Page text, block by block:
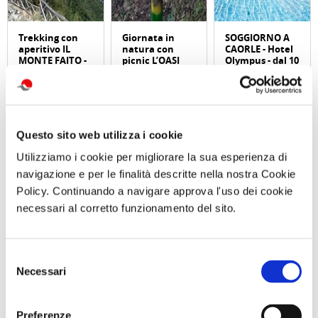
Questo sito web utilizza i cookie
Utilizziamo i cookie per migliorare la sua esperienza di
navigazione e per le finalità descritte nella nostra Cookie
Policy. Continuando a navigare approva l'uso dei cookie
necessari al corretto funzionamento del sito.
delNecessari
Preferenze
Trekking con
aperitivo IL
MONTE FAITO -
SUL GOLFO
Sabato 19
Comunicato n. 98
Napoli, 04 Agosto
2026
Giornata in
natura con
picnic L’OASI
Comunicato n. 96
Napoli, 03 Agosto
2026
SOGGIORNO A
CAORLE - Hotel
Olympus - dal 10
o dall 11 al 13
settembre
Comunicato n. 29
Venezia Mestre, 03
Agosto 2026
potrebbero interessarti
Arte, online il nuovo
museo multimediale Inps: